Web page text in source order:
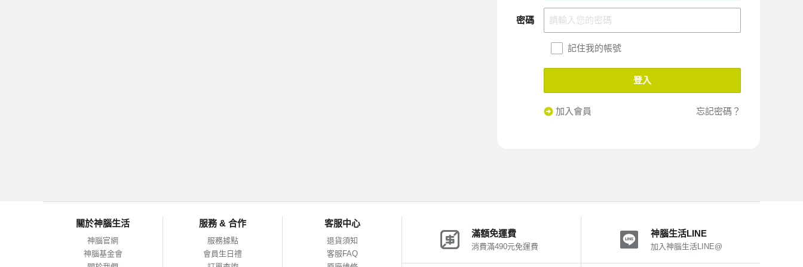
密碼
記住我的帳號
登入
加入會員 忘記密碼？
關於神腦生活
神腦官網
神腦基金會
服務 & 合作
服務據點
會員生日禮
客服中心
退貨須知
客服FAQ
滿額免運費
消費滿490元免運費
神腦生活LINE
加入神腦生活LINE@